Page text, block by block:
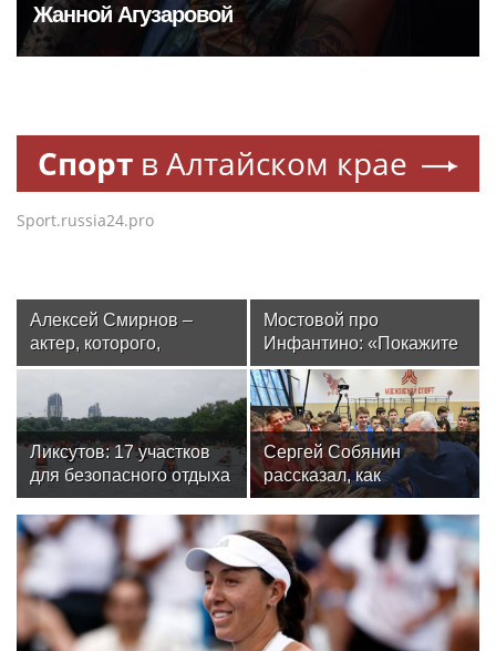
Жанной Агузаровой
Спорт в Алтайском крае
Sport.russia24.pro
Алексей Смирнов –
актер, которого,
надеюсь, еще не
забыли
Мостовой про
Инфантино: «Покажите
его фотографию на
улицах Москвы до ЧМ!
48 из 50 человек скажут,
что не знают, кто это.
Спросите у футбольных
людей – кто был до
Ликсутов: 17 участков
для безопасного отдыха
и водного спорта
определили в Москве
Сергей Собянин
рассказал, как
отреставрируют
знаменитый
спортивный комплекс
столицы